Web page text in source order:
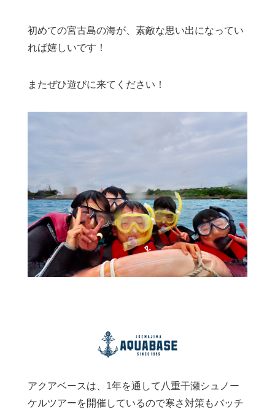
初めての宮古島の海が、素敵な思い出になってい
れば嬉しいです！
またぜひ遊びに来てください！
アクアベースは、1年を通して八重干瀬シュノー
ケルツアーを開催しているので寒さ対策もバッチ